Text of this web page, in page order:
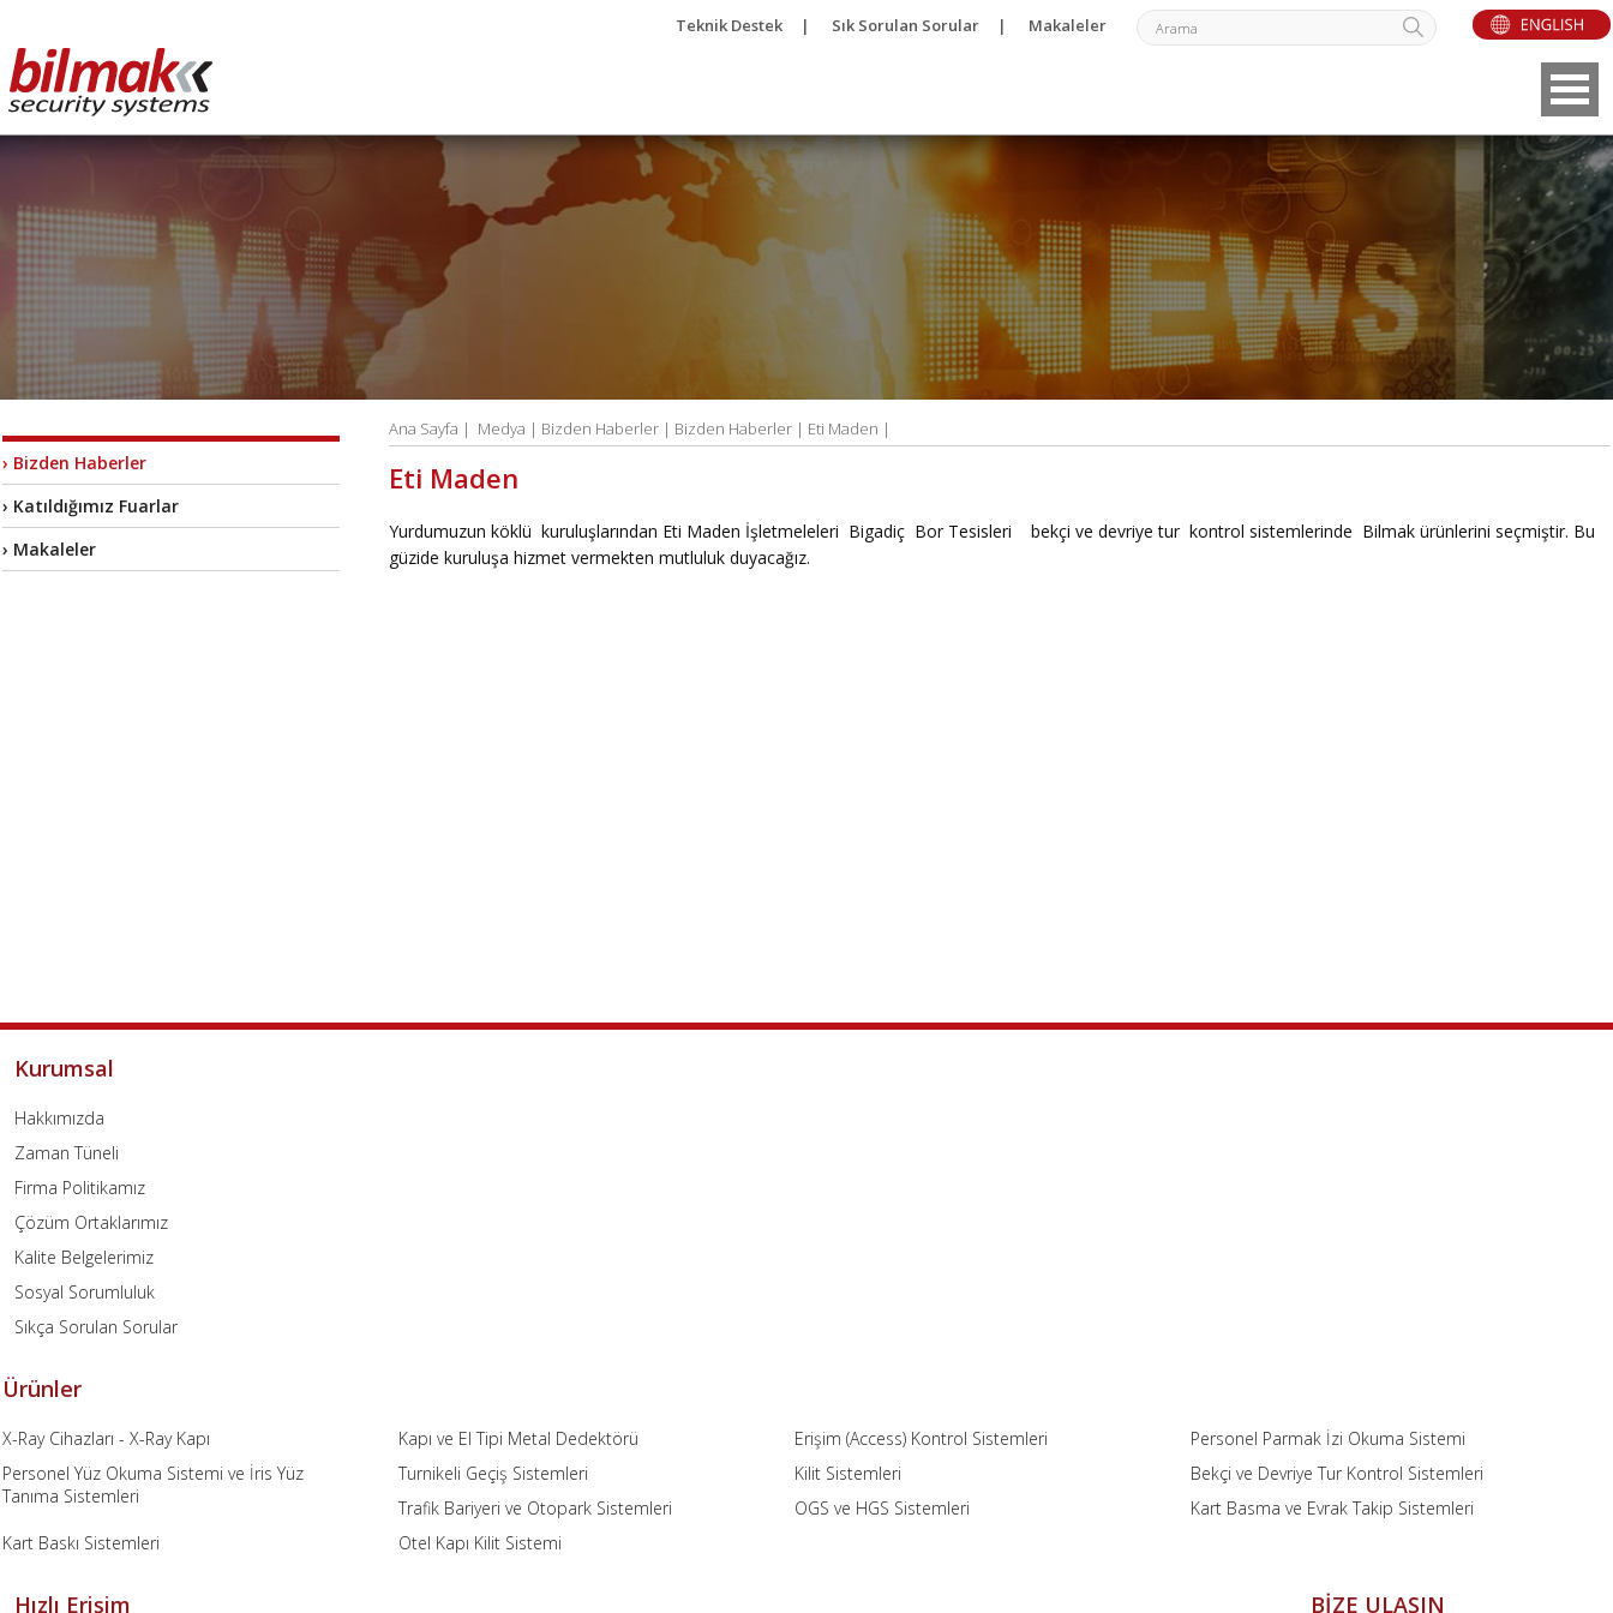
Teknik Destek | Sık Sorulan Sorular | Makaleler
› Bizden Haberler
› Katıldığımız Fuarlar
› Makaleler
Ana Sayfa | Medya | Bizden Haberler | Bizden Haberler | Eti Maden |
Eti Maden
Yurdumuzun köklü kuruluşlarından Eti Maden İşletmeleleri Bigadiç Bor Tesisleri bekçi ve devriye tur kontrol sistemlerinde Bilmak ürünlerini seçmiştir. Bu
güzide kuruluşa hizmet vermekten mutluluk duyacağız.
Kurumsal
Hakkımızda
Zaman Tüneli
Firma Politikamız
Çözüm Ortaklarımız
Kalite Belgelerimiz
Sosyal Sorumluluk
Sıkça Sorulan Sorular
Ürünler
X-Ray Cihazları - X-Ray Kapı Kapı ve El Tipi Metal Dedektörü Erişim (Access) Kontrol Sistemleri
Personel Parmak İzi Okuma Sistemi
Personel Yüz Okuma Sistemi ve İris Yüz
Tanıma Sistemleri
Turnikeli Geçiş Sistemleri Kilit Sistemleri
Bekçi ve Devriye Tur Kontrol Sistemleri
Trafik Bariyeri ve Otopark Sistemleri
OGS ve HGS Sistemleri
Kart Basma ve Evrak Takip Sistemleri
Kart Baskı Sistemleri
Otel Kapı Kilit Sistemi
Hızlı Erişim BİZE ULAŞIN